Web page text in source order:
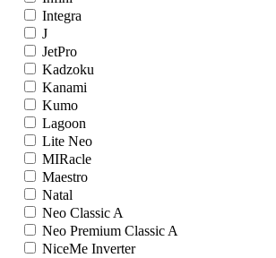
Integra
J
JetPro
Kadzoku
Kanami
Kumo
Lagoon
Lite Neo
MIRacle
Maestro
Natal
Neo Classic A
Neo Premium Classic A
NiceMe Inverter